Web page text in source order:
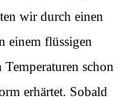
wir durch einen
einem flüssigen
schon
erhärtet. Sobald